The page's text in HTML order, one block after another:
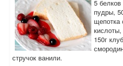
5
пудры,
щепотка
150г
стручок ванили.